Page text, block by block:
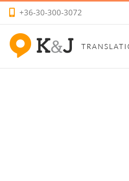
Kihagyás
+36-30-300-3072